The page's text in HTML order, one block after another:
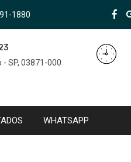
1880
- SP, 03871-000
WHATSAPP